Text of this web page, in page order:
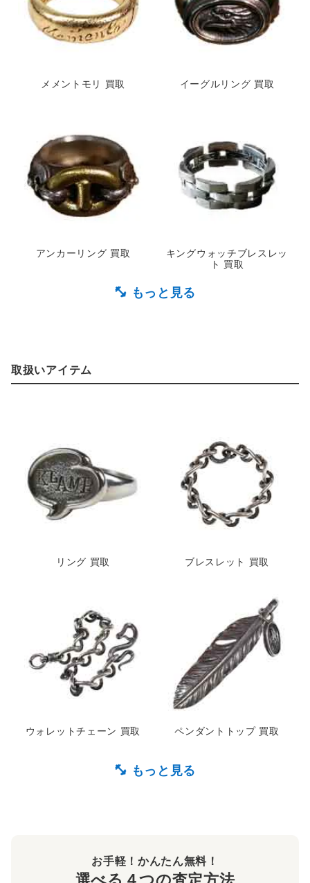
メメントモリ 買取 イーグルリング 買取
アンカーリング 買取
キングウォッチブレスレッ
ト 買取
フェザー 買取
取扱いアイテム
リング 買取 ブレスレット 買取
ウォレットチェーン 買取 ペンダントトップ 買取
お手軽！かんたん無料！